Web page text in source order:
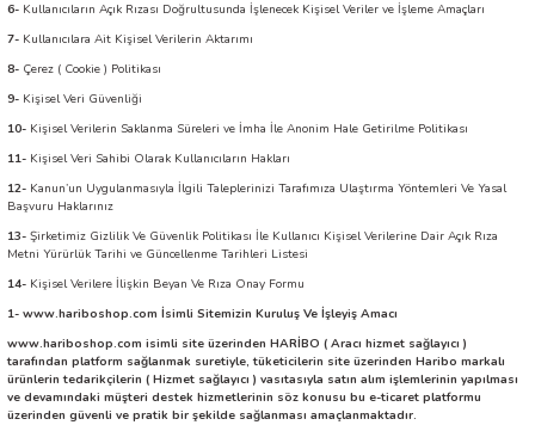
6- Kullanıcıların Açık Rızası Doğrultusunda İşlenecek Kişisel Veriler ve İşleme Amaçları
7- Kullanıcılara Ait Kişisel Verilerin Aktarımı
8- Çerez ( Cookie ) Politikası
9- Kişisel Veri Güvenliği
10- Kişisel Verilerin Saklanma Süreleri ve İmha İle Anonim Hale Getirilme Politikası
11- Kişisel Veri Sahibi Olarak Kullanıcıların Hakları
12- Kanun’un Uygulanmasıyla İlgili Taleplerinizi Tarafımıza Ulaştırma Yöntemleri Ve Yasal
Başvuru Haklarınız
13- Şirketimiz Gizlilik Ve Güvenlik Politikası İle Kullanıcı Kişisel Verilerine Dair Açık Rıza
Metni Yürürlük Tarihi ve Güncellenme Tarihleri Listesi
14- Kişisel Verilere İlişkin Beyan Ve Rıza Onay Formu
1- www.hariboshop.com İsimli Sitemizin Kuruluş Ve İşleyiş Amacı
www.hariboshop.com isimli site üzerinden HARİBO ( Aracı hizmet sağlayıcı )
tarafından platform sağlanmak suretiyle, tüketicilerin site üzerinden Haribo markalı
ürünlerin tedarikçilerin ( Hizmet sağlayıcı ) vasıtasıyla satın alım işlemlerinin yapılması
ve devamındaki müşteri destek hizmetlerinin söz konusu bu e-ticaret platformu
üzerinden güvenli ve pratik bir şekilde sağlanması amaçlanmaktadır.